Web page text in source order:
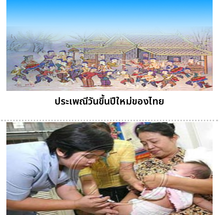
ประเพณีวันขึ้นปีใหม่ของไทย